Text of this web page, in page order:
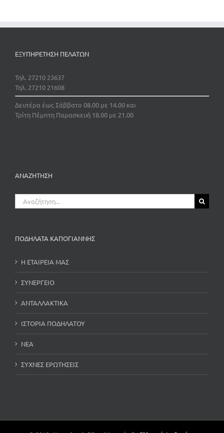
ΕΞΥΠΗΡΕΤΗΣΗ ΠΕΛΑΤΩΝ
Τηλ. 27210 23637
Τηλ. 27210 21608
Δευτέρα έως Σάββατο 08.00 με 14.00 και
Τρίτη Πέμπτη Παρασκευή 18.00 με 21.00
ΑΝΑΖΗΤΗΣΗ
Αναζήτηση
για:
ΠΟΔΗΛΑΤΑ ΚΑΠΟΓΙΑΝΝΗΣ
Η ΕΤΑΙΡΕΙΑ ΜΑΣ
ΣΥΝΕΡΓΕΙΟ
ΑΝΤΑΛΛΑΚΤΙΚΑ
ΙΣΤΟΡΙΑ ΠΟΔΗΛΑΤΟΥ
ΝΕΑ
ΣΥΧΝΕΣ ΕΡΩΤΗΣΕΙΣ